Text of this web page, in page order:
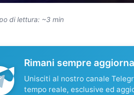
di lettura: ~3 min
Rimani sempre
Unisciti al nostro canale
tempo reale, esclusive ed